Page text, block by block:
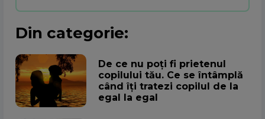
Din categorie:
De ce nu poți fi prietenul
copilului tău. Ce se întâmplă
când îți tratezi copilul de la
egal la egal